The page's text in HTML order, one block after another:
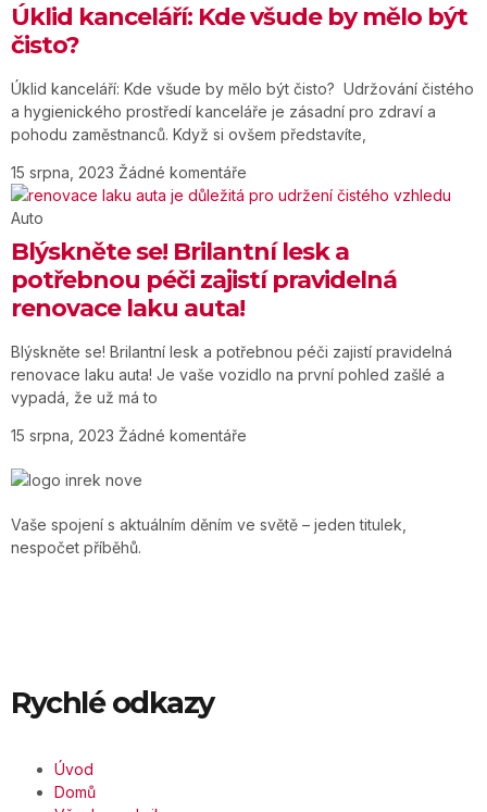
Úklid kanceláří: Kde všude by mělo být
čisto?
Úklid kanceláří: Kde všude by mělo být čisto? Udržování čistého
a hygienického prostředí kanceláře je zásadní pro zdraví a
pohodu zaměstnanců. Když si ovšem představíte,
15 srpna, 2023 Žádné komentáře
Auto
Blýskněte se! Brilantní lesk a
potřebnou péči zajistí pravidelná
renovace laku auta!
Blýskněte se! Brilantní lesk a potřebnou péči zajistí pravidelná
renovace laku auta! Je vaše vozidlo na první pohled zašlé a
vypadá, že už má to
15 srpna, 2023 Žádné komentáře
Vaše spojení s aktuálním děním ve světě – jeden titulek,
nespočet příběhů.
Rychlé odkazy
Úvod
Domů